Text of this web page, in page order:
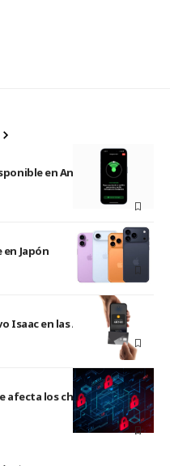
en Andorra e
Japón
Isaac en las Apple Store
afecta los chips de Apple